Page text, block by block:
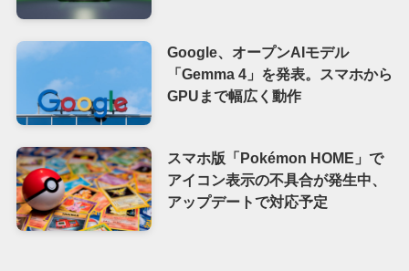
Google、オープンAIモデル
「Gemma 4」を発表。スマホから
GPUまで幅広く動作
スマホ版「Pokémon HOME」で
アイコン表示の不具合が発生中、
アップデートで対応予定